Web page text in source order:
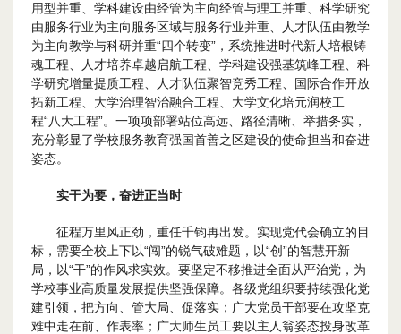
用型并重、学科建设由经管为主向经管与理工并重、科学研究
由服务行业为主向服务区域与服务行业并重、人才队伍由教学
为主向教学与科研并重“四个转变”，系统推进时代新人培根铸
魂工程、人才培养卓越启航工程、学科建设强基筑峰工程、科
学研究增量提质工程、人才队伍聚智竞秀工程、国际合作开放
拓新工程、大学治理智治融合工程、大学文化培元润校工
程“八大工程”。一项项部署站位高远、路径清晰、举措务实，
充分彰显了学校服务教育强国首善之区建设的使命担当和奋进
姿态。
实干为要，奋进正当时
征程万里风正劲，重任千钧再出发。实现党代会确立的目
标，需要全校上下以“闯”的锐气破难题，以“创”的智慧开新
局，以“干”的作风求实效。要坚定不移推进全面从严治党，为
学校事业高质量发展提供坚强保障。各级党组织要持续强化党
建引领，把方向、管大局、促落实；广大党员干部要在攻坚克
难中走在前、作表率；广大师生员工要以主人翁姿态投身改革